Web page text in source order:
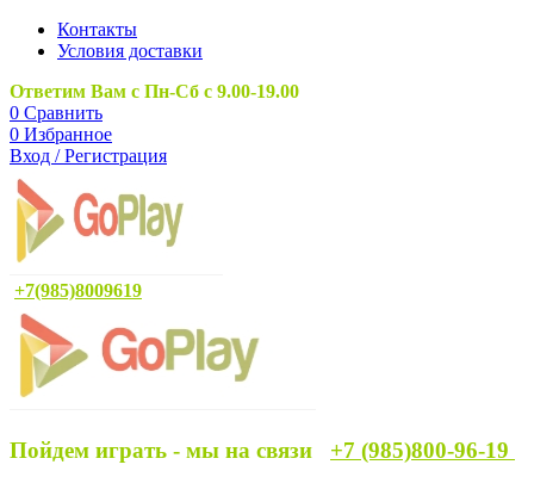
Контакты
Условия доставки
Ответим Вам с Пн-Сб с 9.00-19.00
0 Сравнить
0 Избранное
Вход / Регистрация
+7(985)8009619
Пойдем играть - мы на связи +7 (985)800-96-19